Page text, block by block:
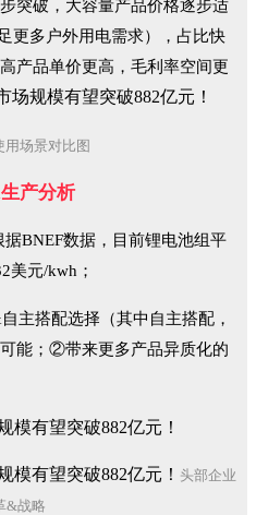
突破，大容量产品价格逐步适
更多户外用电需求），占比快
产品单价更高，毛利率空间更
用场景对比图
产分析
BNEF数据，目前锂电池组平
美元/kwh；
主搭配选择（其中自主搭配，
能；②带来更多产品异质化的
头部企业
&战略